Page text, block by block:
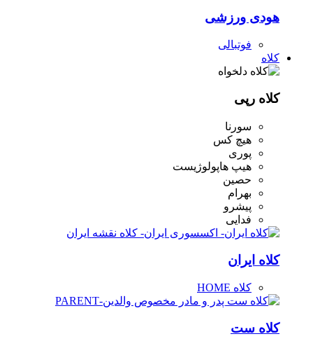
هودی ورزشی
فوتبالی
کلاه
کلاه رپی
سورنا
هیچ کس
پوری
هیپ هاپولوژیست
حصین
بهرام
پیشرو
فدایی
کلاه ایران
کلاه HOME
کلاه ست